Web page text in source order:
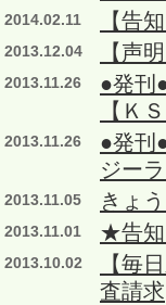
2014.02.11 【告
2013.12.04 【声
2013.11.26
●発刊
【Ｋ
2013.11.26
●発刊
ジー
2013.11.05 きょ
2013.11.01 ★告
2013.10.02
【毎
査請求